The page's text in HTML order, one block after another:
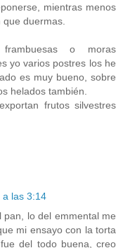
mientras menos
que duermas.
o moras
yo varios postres los he
es muy bueno, sobre
helados también.
frutos silvestres
las 3:14
lo del emmental me
mi ensayo con la torta
del todo buena, creo